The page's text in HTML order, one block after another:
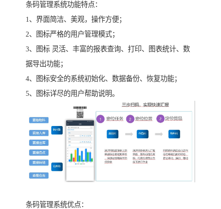
条码管理系统功能特点：
1、界面简洁、美观，操作方便；
2、图标严格的用户管理模式；
3、图标 灵活、丰富的报表查询、打印、图表统计、数
据导出功能；
4、图标安全的系统初始化、数据备份、恢复功能；
5、图标详尽的用户帮助说明。
条码管理系统优点：